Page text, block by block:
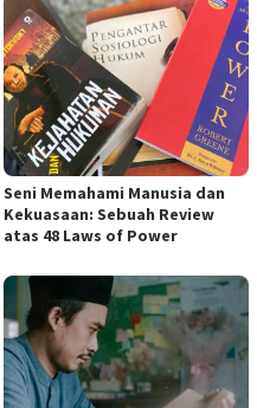
Seni Memahami Manusia dan
Kekuasaan: Sebuah Review
atas 48 Laws of Power